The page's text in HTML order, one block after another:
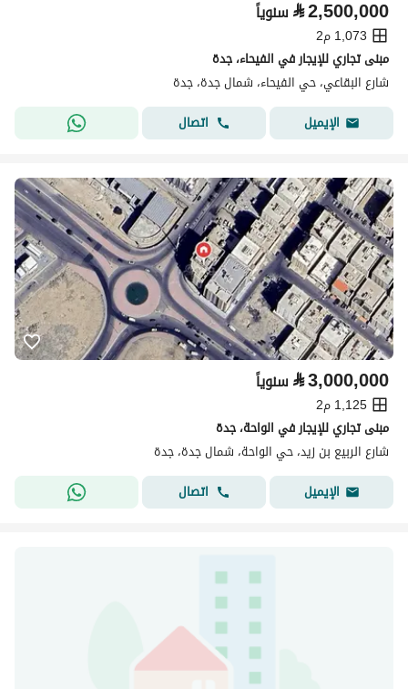
⃁2,500,000 سنوياً
1,073 م2
مبنى تجاري للإيجار في الفيحاء، جدة
شارع البقاعي، حي الفيحاء، شمال جدة، جدة
الإيميل
اتصال
⃁3,000,000 سنوياً
1,125 م2
مبنى تجاري للإيجار في الواحة، جدة
شارع الربيع بن زيد، حي الواحة، شمال جدة، جدة
الإيميل
اتصال